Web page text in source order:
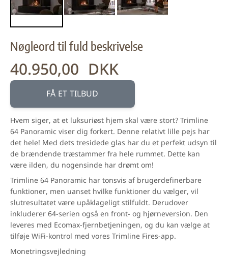
Nøgleord til fuld beskrivelse
40.950,00 DKK
FÅ ET TILBUD
Hvem siger, at et luksuriøst hjem skal være stort? Trimline
64 Panoramic viser dig forkert. Denne relativt lille pejs har
det hele! Med dets tresidede glas har du et perfekt udsyn til
de brændende træstammer fra hele rummet. Dette kan
være ilden, du nogensinde har drømt om!
Trimline 64 Panoramic har tonsvis af brugerdefinerbare
funktioner, men uanset hvilke funktioner du vælger, vil
slutresultatet være upåklageligt stilfuldt. Derudover
inkluderer 64-serien også en front- og hjørneversion. Den
leveres med Ecomax-fjernbetjeningen, og du kan vælge at
tilføje WiFi-kontrol med vores Trimline Fires-app.
Monetringsvejledning